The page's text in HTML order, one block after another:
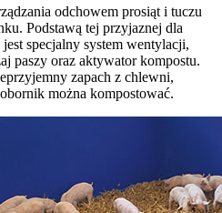
odchowem prosiąt i tuczu
Podstawą tej przyjaznej dla
specjalny system wentylacji,
paszy oraz aktywator kompostu.
zapach z chlewni,
można kompostować.